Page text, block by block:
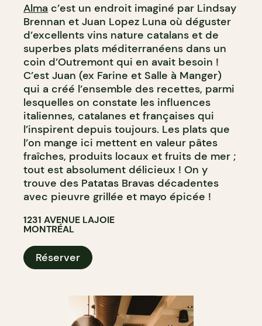
CAVISTE
Alma c’est un endroit imaginé par Lindsay
Brennan et Juan Lopez Luna où déguster
d’excellents vins nature catalans et de
superbes plats méditerranéens dans un
coin d’Outremont qui en avait besoin !
C’est Juan (ex Farine et Salle à Manger)
qui a créé l’ensemble des recettes, parmi
lesquelles on constate les influences
italiennes, catalanes et françaises qui
l’inspirent depuis toujours. Les plats que
l’on mange ici mettent en valeur pâtes
fraîches, produits locaux et fruits de mer ;
tout est absolument délicieux ! On y
trouve des Patatas Bravas décadentes
avec pieuvre grillée et mayo épicée !
1231 AVENUE LAJOIE
MONTRÉAL
Réserver